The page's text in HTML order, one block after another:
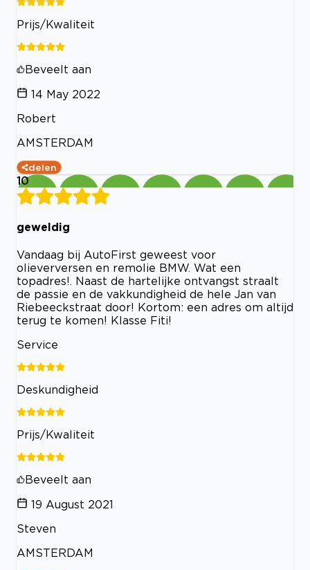
Prijs/Kwaliteit
Beveelt aan
14 May 2022
Robert
AMSTERDAM
delen
10
geweldig
Vandaag bij AutoFirst geweest voor
olieverversen en remolie BMW. Wat een
topadres!. Naast de hartelijke ontvangst straalt
de passie en de vakkundigheid de hele Jan van
Riebeeckstraat door! Kortom: een adres om altijd
terug te komen! Klasse Fiti!
Service
Deskundigheid
Prijs/Kwaliteit
Beveelt aan
19 August 2021
Steven
AMSTERDAM